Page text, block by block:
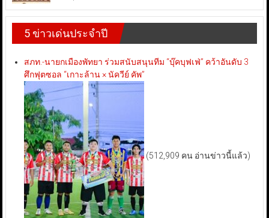
5 ข่าวเด่นประจำปี
สภท.-นายกเมืองพัทยา ร่วมสนับสนุนทีม “บุ๊คบุฟเฟ่” คว้าอันดับ 3
ศึกฟุตซอล “เกาะล้าน × นัควีย์ คัพ”
(512,909 คน อ่านข่าวนี้แล้ว)